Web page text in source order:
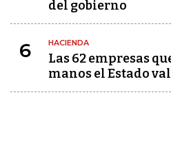
del gobierno
6 HACIENDA
Las 62 empresas
manos el Estado